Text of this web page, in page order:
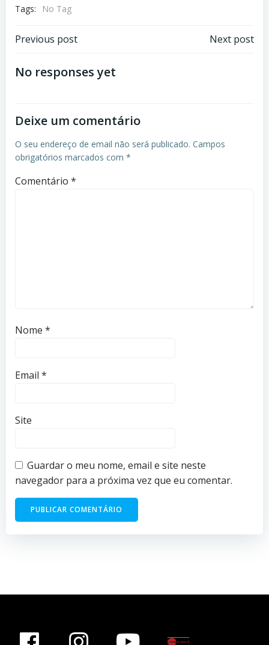
Tags:
No Tag
Previous post Next post
No responses yet
Deixe um comentário
O seu endereço de email não será publicado. Campos
obrigatórios marcados com *
Comentário *
Nome *
Email *
Site
Guardar o meu nome, email e site neste
navegador para a próxima vez que eu comentar.